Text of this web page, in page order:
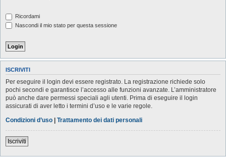
Ricordami
Nascondi il mio stato per questa sessione
ISCRIVITI
Per eseguire il login devi essere registrato. La registrazione richiede solo
pochi secondi e garantisce l’accesso alle funzioni avanzate. L’amministratore
può anche dare permessi speciali agli utenti. Prima di eseguire il login
assicurati di aver letto i termini d’uso e le varie regole.
Condizioni d’uso | Trattamento dei dati personali
Iscriviti